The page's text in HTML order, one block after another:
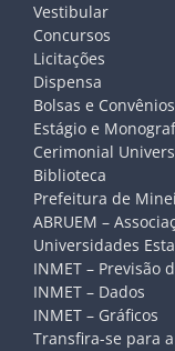
Vestibular
Concursos
Licitações
Dispensa
Bolsas e Convênios
Estágio e
Cerimonial
Biblioteca
Prefeitura de
ABRUEM –
Universidades
INMET – Previsão
INMET – Dados
INMET – Gráficos
Transfira-se para a